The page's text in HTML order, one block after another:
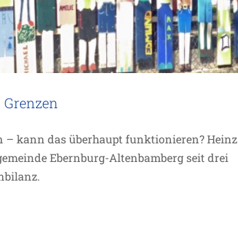
– kann das überhaupt funktionieren? Heinz
Ebernburg-Altenbamberg seit drei